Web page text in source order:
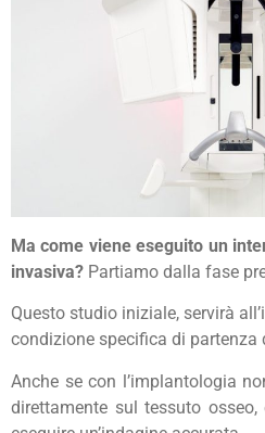
Ma come viene eseguito un
invasiva? Partiamo dalla fase
Questo studio iniziale, servirà
condizione specifica di partenza
Anche se con l’implantologia
direttamente sul tessuto